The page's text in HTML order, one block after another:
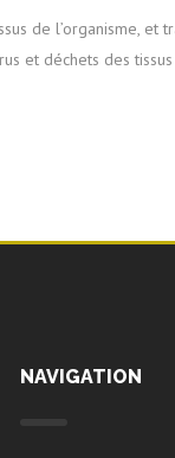
de l’organisme,
et déchets des
NAVIGATION